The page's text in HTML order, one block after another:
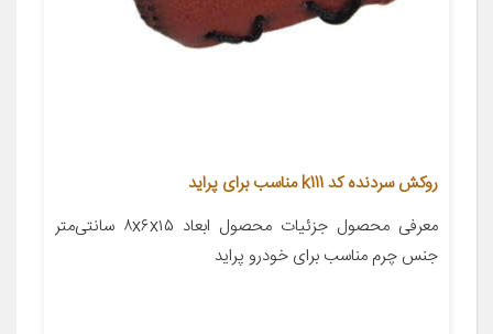
روکش سردنده کد k111 مناسب برای پراید
معرفی محصول جزئیات محصول ابعاد ۸x۶x۱۵ سانتی‌متر
جنس چرم مناسب برای خودرو پراید